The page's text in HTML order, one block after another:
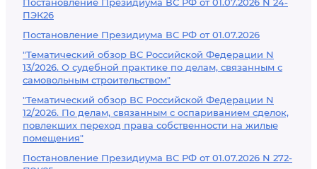
ПЭК26
Постановление Президиума ВС РФ от 01.07.2026
"Тематический обзор ВС Российской Федерации N
13/2026. О судебной практике по делам, связанным с
самовольным строительством"
"Тематический обзор ВС Российской Федерации N
12/2026. По делам, связанным с оспариванием сделок,
повлекших переход права собственности на жилые
помещения"
Постановление Президиума ВС РФ от 01.07.2026 N 272-